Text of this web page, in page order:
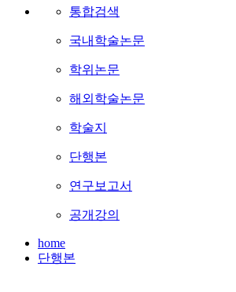
통합검색
국내학술논문
학위논문
해외학술논문
학술지
단행본
연구보고서
공개강의
home
단행본